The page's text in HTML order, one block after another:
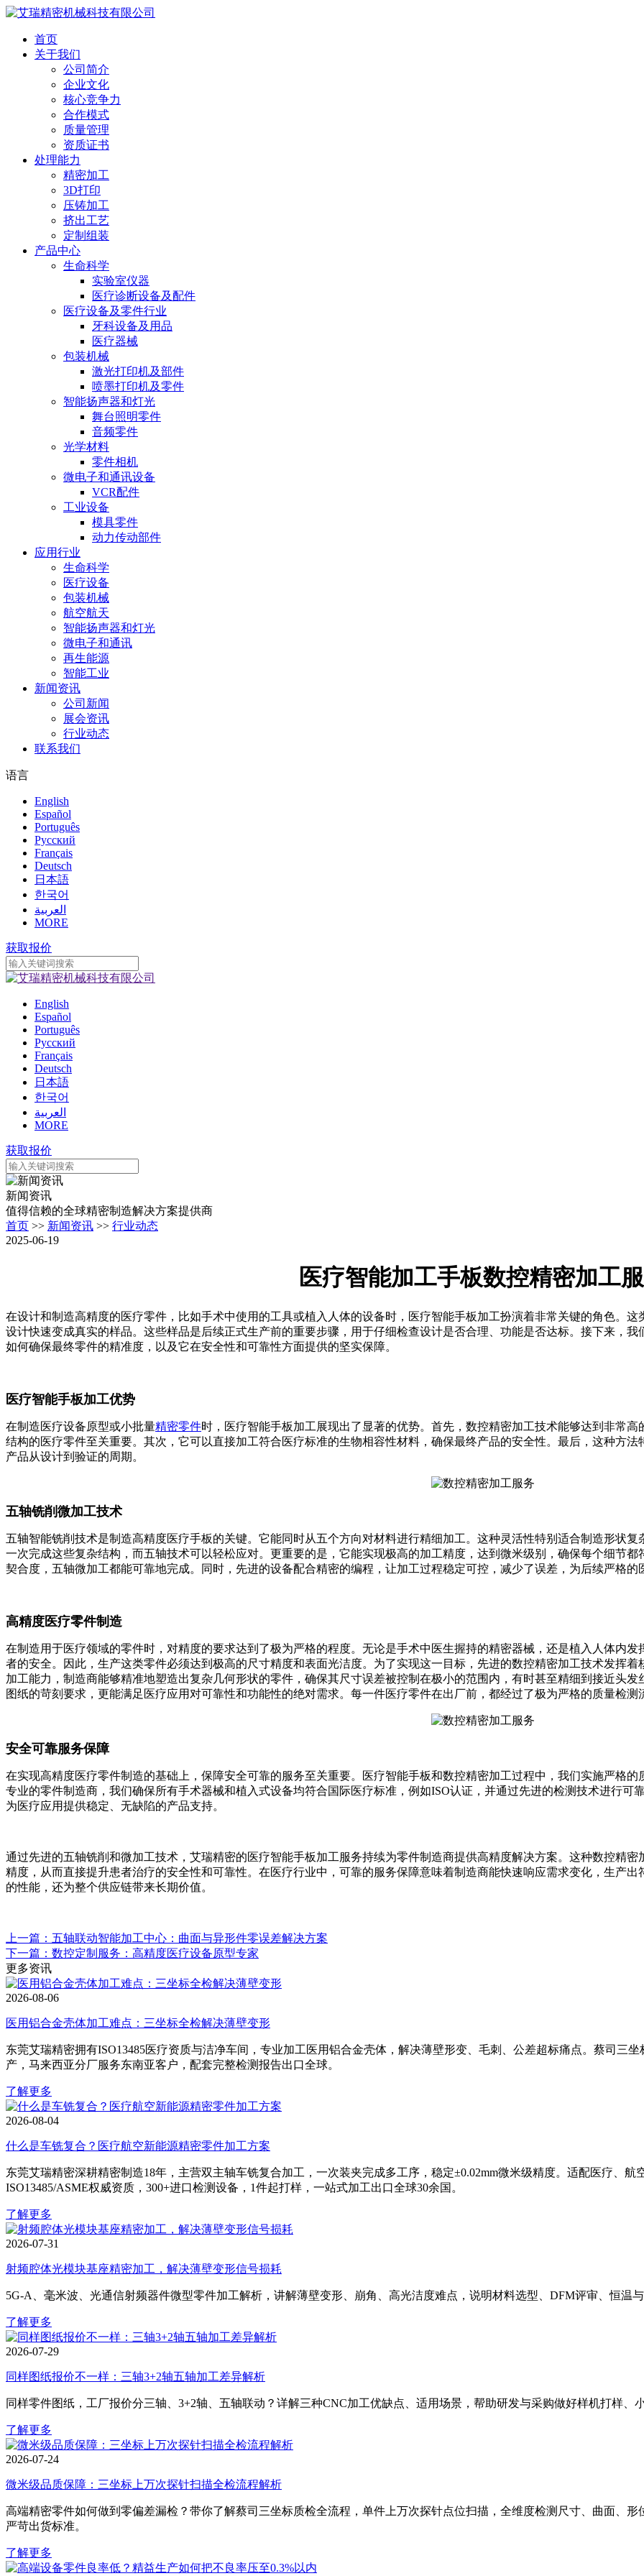
首页
关于我们
公司简介
企业文化
核心竞争力
合作模式
质量管理
资质证书
处理能力
精密加工
3D打印
压铸加工
挤出工艺
定制组装
产品中心
生命科学
实验室仪器
医疗诊断设备及配件
医疗设备及零件行业
牙科设备及用品
医疗器械
包装机械
激光打印机及部件
喷墨打印机及零件
智能扬声器和灯光
舞台照明零件
音频零件
光学材料
零件相机
微电子和通讯设备
VCR配件
工业设备
模具零件
动力传动部件
应用行业
生命科学
医疗设备
包装机械
航空航天
智能扬声器和灯光
微电子和通讯
再生能源
智能工业
新闻资讯
公司新闻
展会资讯
行业动态
联系我们
语言
English
Español
Português
Pусский
Français
Deutsch
日本語
한국어
العربية
MORE
获取报价
English
Español
Português
Pусский
Français
Deutsch
日本語
한국어
العربية
MORE
获取报价
新闻资讯
值得信赖的全球精密制造解决方案提供商
首页 >> 新闻资讯 >> 行业动态
2025-06-19
医疗智能加工手板数控精密加工
在设计和制造高精度的医疗零件，比如手术中使用的工具或植入人体的设备时，医疗智能手板加工扮演着非常关键的角色。
设计快速变成真实的样品。这些样品是后续正式生产前的重要步骤，用于仔细检查设计是否合理、功能是否达标。接下来，
如何确保最终零件的精准度，以及它在安全性和可靠性方面提供的坚实保障。
医疗智能手板加工优势
在制造医疗设备原型或小批量精密零件时，医疗智能手板加工展现出了显著的优势。首先，数控精密加工技术能够达到非常
结构的医疗零件至关重要。其次，它可以直接加工符合医疗标准的生物相容性材料，确保最终产品的安全性。最后，这种方
产品从设计到验证的周期。
五轴铣削微加工技术
五轴智能铣削技术是制造高精度医疗手板的关键。它能同时从五个方向对材料进行精细加工。这种灵活性特别适合制造形状
一次完成这些复杂结构，而五轴技术可以轻松应对。更重要的是，它能实现极高的加工精度，达到微米级别，确保每个细节
契合度，五轴微加工都能可靠地完成。同时，先进的设备配合精密的编程，让加工过程稳定可控，减少了误差，为后续严格的
高精度医疗零件制造
在制造用于医疗领域的零件时，对精度的要求达到了极为严格的程度。无论是手术中医生握持的精密器械，还是植入人体内
者的安全。因此，生产这类零件必须达到极高的尺寸精度和表面光洁度。为了实现这一目标，先进的数控精密加工技术发挥
加工能力，制造商能够精准地塑造出复杂几何形状的零件，确保其尺寸误差被控制在极小的范围内，有时甚至精细到接近头
图纸的苛刻要求，更能满足医疗应用对可靠性和功能性的绝对需求。每一件医疗零件在出厂前，都经过了极为严格的质量检测
安全可靠服务保障
在实现高精度医疗零件制造的基础上，保障安全可靠的服务至关重要。医疗智能手板和数控精密加工过程中，我们实施严格
专业的零件制造商，我们确保所有手术器械和植入式设备均符合国际医疗标准，例如ISO认证，并通过先进的检测技术进行
为医疗应用提供稳定、无缺陷的产品支持。
通过先进的五轴铣削和微加工技术，艾瑞精密的医疗智能手板加工服务持续为零件制造商提供高精度解决方案。这种数控精
精度，从而直接提升患者治疗的安全性和可靠性。在医疗行业中，可靠的服务保障意味着制造商能快速响应需求变化，生产
的性能，还为整个供应链带来长期价值。
上一篇：五轴联动智能加工中心：曲面与异形件零误差解决方案
下一篇：数控定制服务：高精度医疗设备原型专家
更多资讯
2026-08-06
医用铝合金壳体加工难点：三坐标全检解决薄壁变形
东莞艾瑞精密拥有ISO13485医疗资质与洁净车间，专业加工医用铝合金壳体，解决薄壁形变、毛刺、公差超标痛点。蔡司三
产，马来西亚分厂服务东南亚客户，配套完整检测报告出口全球。
了解更多
2026-08-04
什么是车铣复合？医疗航空新能源精密零件加工方案
东莞艾瑞精密深耕精密制造18年，主营双主轴车铣复合加工，一次装夹完成多工序，稳定±0.02mm微米级精度。适配医疗、
ISO13485/ASME权威资质，300+进口检测设备，1件起打样，一站式加工出口全球30余国。
了解更多
2026-07-31
射频腔体光模块基座精密加工，解决薄壁变形信号损耗
5G‑A、毫米波、光通信射频器件微型零件加工解析，讲解薄壁变形、崩角、高光洁度难点，说明材料选型、DFM评审、恒温
了解更多
2026-07-29
同样图纸报价不一样：三轴3+2轴五轴加工差异解析
同样零件图纸，工厂报价分三轴、3+2轴、五轴联动？详解三种CNC加工优缺点、适用场景，帮助研发与采购做好样机打样
了解更多
2026-07-24
微米级品质保障：三坐标上万次探针扫描全检流程解析
高端精密零件如何做到零偏差漏检？带你了解蔡司三坐标质检全流程，单件上万次探针点位扫描，全维度检测尺寸、曲面、
严苛出货标准。
了解更多